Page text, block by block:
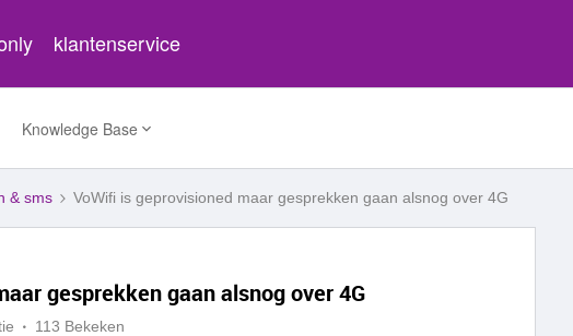
klantenservice
Knowledge Base
& sms VoWifi is geprovisioned maar gesprekken gaan alsnog over 4G
gesprekken gaan alsnog over 4G
113 Bekeken